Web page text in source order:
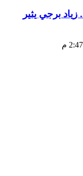
برجي يثير